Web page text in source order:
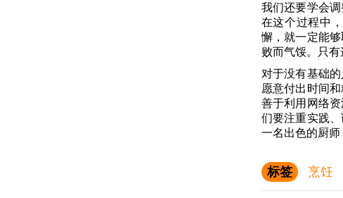
我们还要学会
在这个过程中
懈，就一定能
败而气馁。只有
对于没有基础
愿意付出时间
善于利用网络
们要注重实践
一名出色的厨师
标签 烹饪